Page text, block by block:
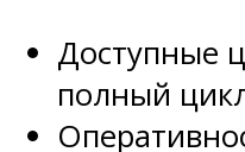
Доступные
полный